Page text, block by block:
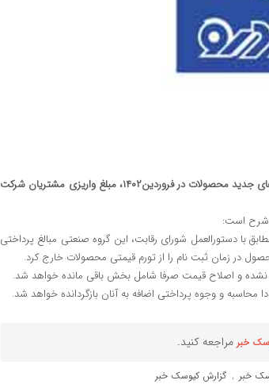
گروه صنعتی ایران خودرو در اطلاعیه ای اعلام کرد: با توجه به اعلام قیمت های جدید محصولات در فروردین۱۴۰۲، مبلغ واریزی مشتریان شرکت
شرح است:
با دستورالعمل شورای رقابت، این گروه صنعتی مبالغ پرداختی
زمان ثبت نام را از تورم قیمتی محصولات خارج کرد.
و اصلاح قیمت صرفا شامل بخش باقی مانده خواهد شد.
محاسبه و وجوه پرداختی اضافه به آنان بازگردانده خواهد شد.
خبر مراجعه کنید.
خبر , گزارش کیوسک خبر